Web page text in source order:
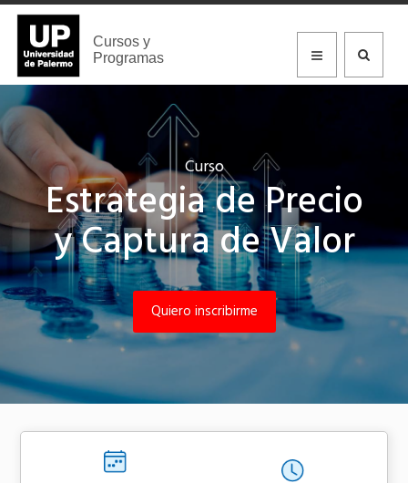
Cursos y
Programas
Curso
Estrategia de Precio
y Captura de Valor
Quiero inscribirme